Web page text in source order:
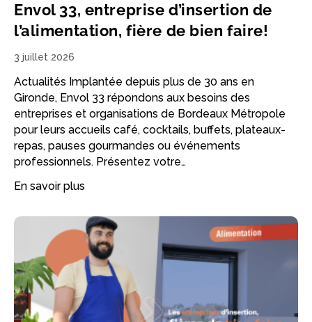
Envol 33, entreprise d’insertion de
l’alimentation, fière de bien faire!
3 juillet 2026
Actualités Implantée depuis plus de 30 ans en
Gironde, Envol 33 répondons aux besoins des
entreprises et organisations de Bordeaux Métropole
pour leurs accueils café, cocktails, buffets, plateaux-
repas, pauses gourmandes ou événements
professionnels. Présentez votre…
En savoir plus